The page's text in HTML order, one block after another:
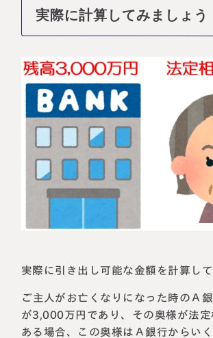
実際に計算してみましょう
実際に引き出し可能な金額を計算して
ご主人がお亡くなりになった時のＡ
が3,000万円であり、その奥様が法
ある場合、この奥様はＡ銀行からい